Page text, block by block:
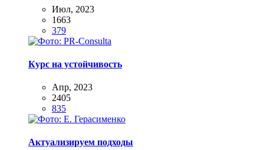
Июл, 2023
1663
379
Курс на устойчивость
Апр, 2023
2405
835
Актуализируем подходы